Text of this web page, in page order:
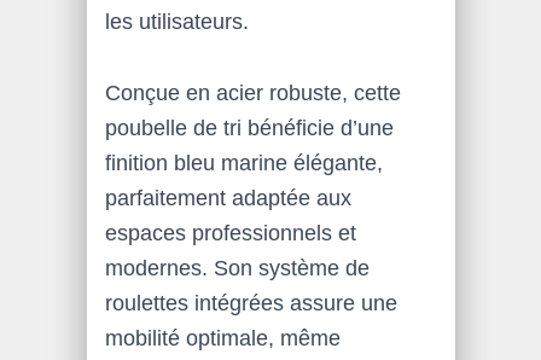
les utilisateurs.
Conçue en acier robuste, cette
poubelle de tri bénéficie d’une
finition bleu marine élégante,
parfaitement adaptée aux
espaces professionnels et
modernes. Son système de
roulettes intégrées assure une
mobilité optimale, même